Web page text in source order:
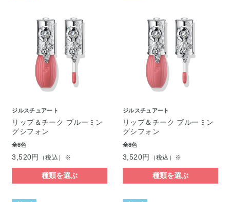
ジルスチュアート
リップ＆チーク ブルーミン
グシフォン
全8色
3,520円 （税込）※
種類を選ぶ
ジルスチュアート
リップ＆チーク ブルーミン
グシフォン
全8色
3,520円 （税込）※
種類を選ぶ